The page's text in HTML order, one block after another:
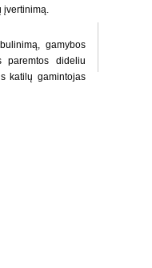
įvertinimą.
gamybos
paremtos dideliu
katilų gamintojas